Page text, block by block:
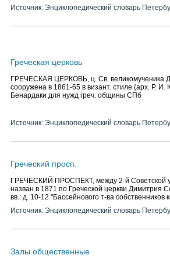
Источник: Энциклопедический словарь
Греческая церковь
ГРЕЧЕСКАЯ ЦЕРКОВЬ, ц. Св. великомученика
сооружена в 1861-65 в визант. стиле (арх. Р.
Бенардаки для нужд греч. общины СПб
Источник: Энциклопедический словарь
Греческий просп.
ГРЕЧЕСКИЙ ПРОСПЕКТ, между 2-й Советской
назван в 1871 по Греческой церкви Димитрия
вв.: д. 10-12 "Бассейнового т-ва собственников
Источник: Энциклопедический словарь
Залы общественные